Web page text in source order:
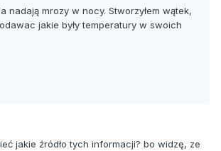
nadają mrozy w nocy. Stworzyłem wątek,
jakie były temperatury w swoich
jakie źródło tych informacji? bo widzę, ze